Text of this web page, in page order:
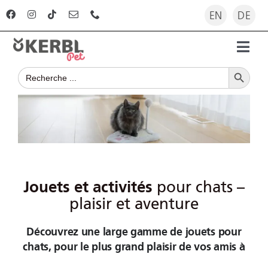
Skip
content
EN DE
Boutique
Société
Pour les distributeurs
Search
for:
Search Button
Jouets et activités pour chats –
plaisir et aventure
Découvrez une large gamme de jouets pour
chats, pour le plus grand plaisir de vos amis à